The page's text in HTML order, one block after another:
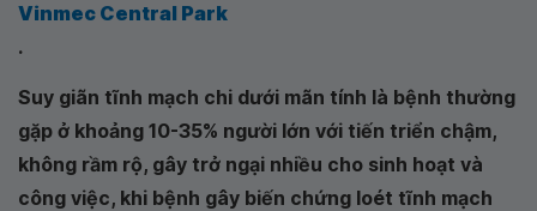
Vinmec Central Park
.
Suy giãn tĩnh mạch chi dưới mãn tính là bệnh thường
gặp ở khoảng 10-35% người lớn với tiến triển chậm,
không rầm rộ, gây trở ngại nhiều cho sinh hoạt và
công việc, khi bệnh gây biến chứng loét tĩnh mạch